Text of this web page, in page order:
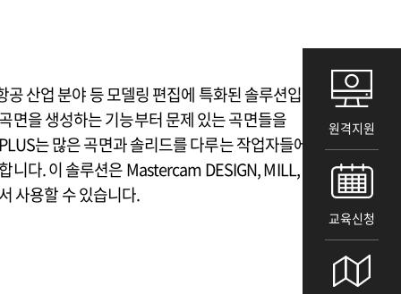
원격지원
교육신청
공 산업 분야 등 모델링 편집에 특화된 솔루션입니다.
면을 생성하는 기능부터 문제 있는 곡면들을
는 많은 곡면과 솔리드를 다루는 작업자들에게
니다. 이 솔루션은 Mastercam DESIGN, MILL,
사용할 수 있습니다.